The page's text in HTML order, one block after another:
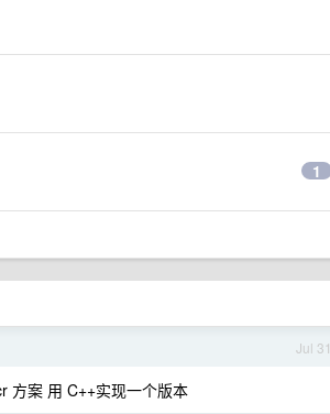
1
Jul 31
方案 用 C++实现一个版本